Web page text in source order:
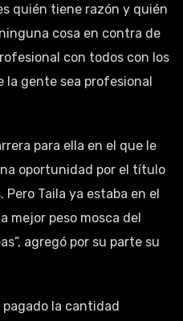
quién tiene razón y quién
cosa en contra de
con todos con los
la gente sea profesional
para ella en el que le
oportunidad por el título
Pero Taila ya estaba en el
mejor peso mosca del
agregó por su parte su
pagado la cantidad